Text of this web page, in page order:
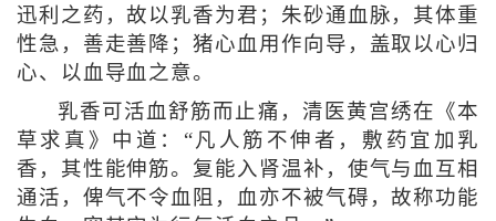
迅利之药，故以乳香为君；朱砂通血脉，其体重
性急，善走善降；猪心血用作向导，盖取以心归
心、以血导血之意。
乳香可活血舒筋而止痛，清医黄宫绣在《本
草求真》中道：“凡人筋不伸者，敷药宜加乳
香，其性能伸筋。复能入肾温补，使气与血互相
通活，俾气不令血阻，血亦不被气碍，故称功能